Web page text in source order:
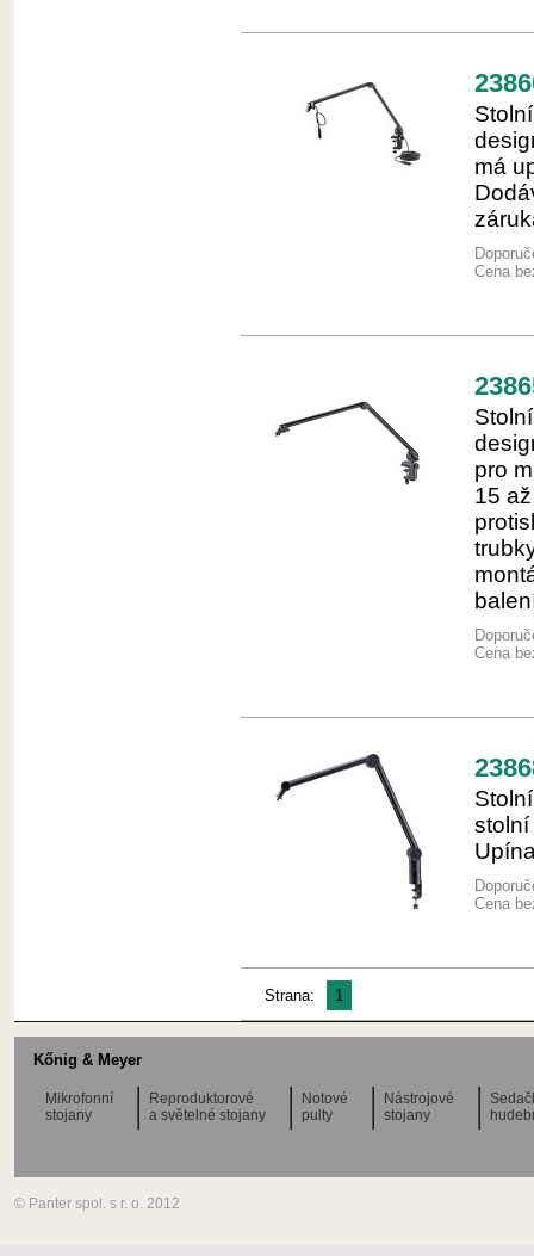
má
Cena
pro
15
Cena
stolní
Cena
Strana: 1
Kőnig & Meyer
Mikrofonní
stojany
Reproduktorové
a světelné stojany
Notové
pulty
Nástrojové
stojany
© Panter spol. s r. o. 2012